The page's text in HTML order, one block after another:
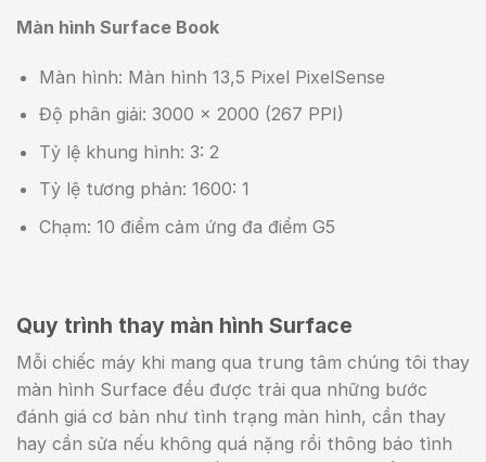
Màn hình Surface Book
Màn hình: Màn hình 13,5 Pixel PixelSense
Độ phân giải: 3000 x 2000 (267 PPI)
Tỷ lệ khung hình: 3: 2
Tỷ lệ tương phản: 1600: 1
Chạm: 10 điểm cảm ứng đa điểm G5
Quy trình thay màn hình Surface
Mỗi chiếc máy khi mang qua trung tâm chúng tôi thay
màn hình Surface đều được trải qua những bước
đánh giá cơ bản như tình trạng màn hình, cần thay
hay cần sửa nếu không quá nặng rồi thông báo tình